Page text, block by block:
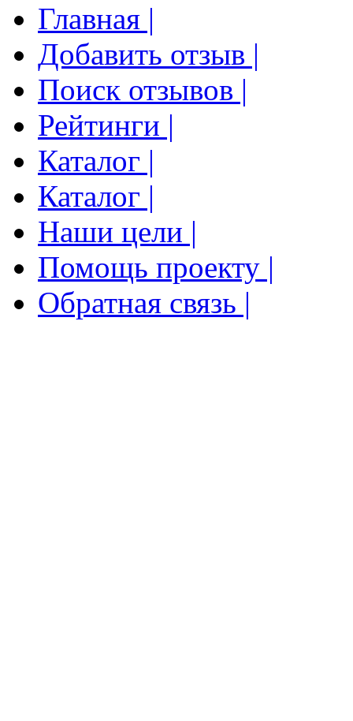
Главная |
Добавить отзыв |
Поиск отзывов |
Рейтинги |
Каталог |
Каталог |
Наши цели |
Помощь проекту |
Обратная связь |